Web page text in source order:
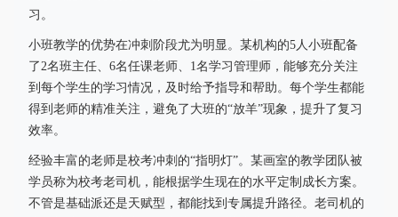
习。
小班教学的优势在冲刺阶段尤为明显。某机构的5人小班配备
了2名班主任、6名任课老师、1名学习管理师，能够充分关注
到每个学生的学习情况，及时给予指导和帮助。每个学生都能
得到老师的精准关注，避免了大班的“放羊”现象，提升了复习
效率。
经验丰富的老师是校考冲刺的“指明灯”。某画室的教学团队被
学员称为校考老司机，能根据学生现在的水平定制成长方案。
不管是基础派还是天赋型，都能找到专属提升路径。老司机的